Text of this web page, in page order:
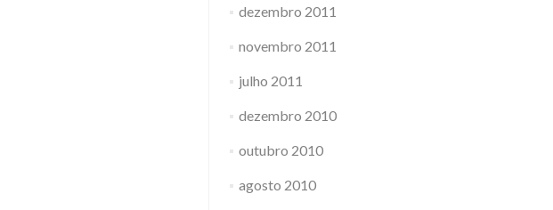
dezembro 2011
novembro 2011
julho 2011
dezembro 2010
outubro 2010
agosto 2010